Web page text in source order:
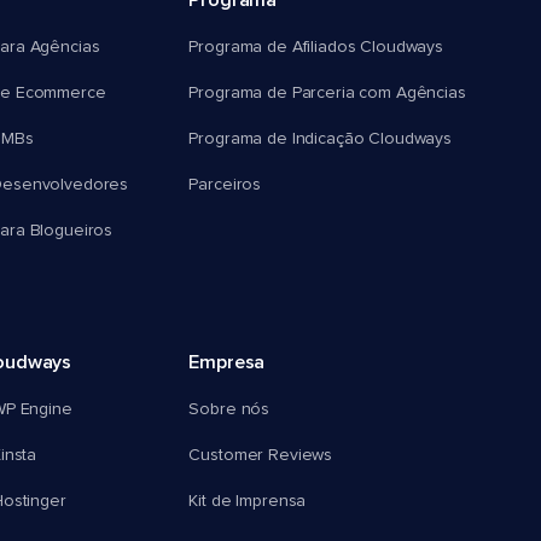
Agências
Ecommerce
Blogueiros
Programa de Afiliados Cloudways
Programa de Parceria com Agências
Programa de Indicação Cloudways
Parceiros
Engine
Empresa
Sobre nós
Customer Reviews
Kit de Imprensa